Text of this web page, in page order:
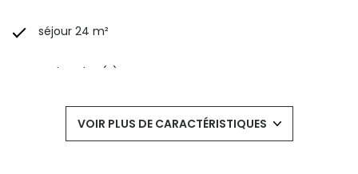
séjour 24 m²
4 chambre(s)
2 salle(s) de bain
VOIR PLUS DE CARACTÉRISTIQUES